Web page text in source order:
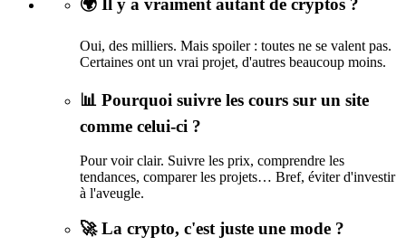
🌍 Il y a vraiment autant de cryptos ?
Oui, des milliers. Mais spoiler : toutes ne se valent pas.
Certaines ont un vrai projet, d'autres beaucoup moins.
📊 Pourquoi suivre les cours sur un site
comme celui-ci ?
Pour voir clair. Suivre les prix, comprendre les
tendances, comparer les projets… Bref, éviter d'investir
à l'aveugle.
🚀 La crypto, c'est juste une mode ?